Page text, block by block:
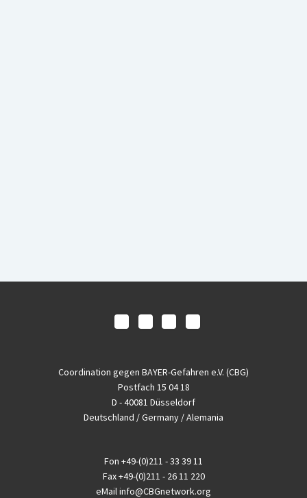
Coordination gegen BAYER-Gefahren e.V. (CBG)
Postfach 15 04 18
D - 40081 Düsseldorf
Deutschland / Germany / Alemania
Fon +49-(0)211 - 33 39 11
Fax+49-(0)211 - 26 11 220
eMailinfo@CBGnetwork.org